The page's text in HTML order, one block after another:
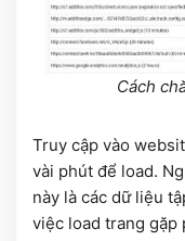
Cách
Truy cập vào
vài phút để load.
này là các dữ liệu
việc load trang gặp